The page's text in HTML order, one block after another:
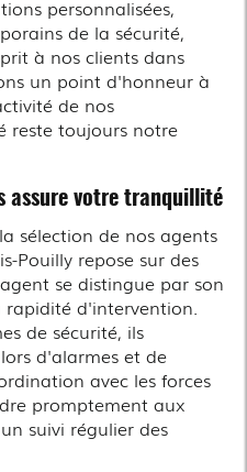
personnalisées,
de la sécurité,
à nos clients dans
un point d'honneur à
de nos
reste toujours notre
assure votre tranquillité
la sélection de nos agents
Pouilly repose sur des
se distingue par son
d'intervention.
de sécurité, ils
d'alarmes et de
avec les forces
promptement aux
suivi régulier des